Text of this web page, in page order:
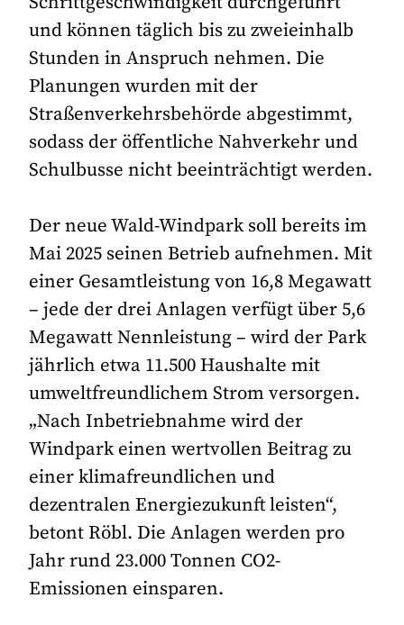
und können täglich bis zu zweieinhalb
Stunden in Anspruch nehmen. Die
Planungen wurden mit der
Straßenverkehrsbehörde abgestimmt,
sodass der öffentliche Nahverkehr und
Schulbusse nicht beeinträchtigt werden.
Der neue Wald-Windpark soll bereits im
Mai 2025 seinen Betrieb aufnehmen. Mit
einer Gesamtleistung von 16,8 Megawatt
– jede der drei Anlagen verfügt über 5,6
Megawatt Nennleistung – wird der Park
jährlich etwa 11.500 Haushalte mit
umweltfreundlichem Strom versorgen.
„Nach Inbetriebnahme wird der
Windpark einen wertvollen Beitrag zu
einer klimafreundlichen und
dezentralen Energiezukunft leisten“,
betont Röbl. Die Anlagen werden pro
Jahr rund 23.000 Tonnen CO2-
Emissionen einsparen.